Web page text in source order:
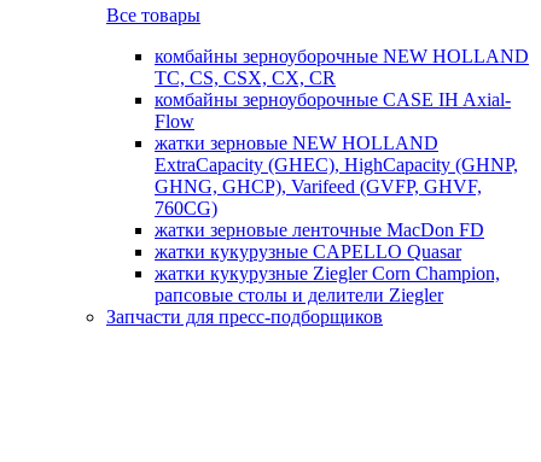
Все товары
комбайны зерноуборочные NEW HOLLAND
TC, CS, CSX, CX, CR
комбайны зерноуборочные CASE IH Axial-
Flow
жатки зерновые NEW HOLLAND
ExtraCapacity (GHEC), HighCapacity (GHNP,
GHNG, GHCP), Varifeed (GVFP, GHVF,
760CG)
жатки зерновые ленточные MacDon FD
жатки кукурузные CAPELLO Quasar
жатки кукурузные Ziegler Corn Champion,
рапсовые столы и делители Ziegler
Запчасти для пресс-подборщиков